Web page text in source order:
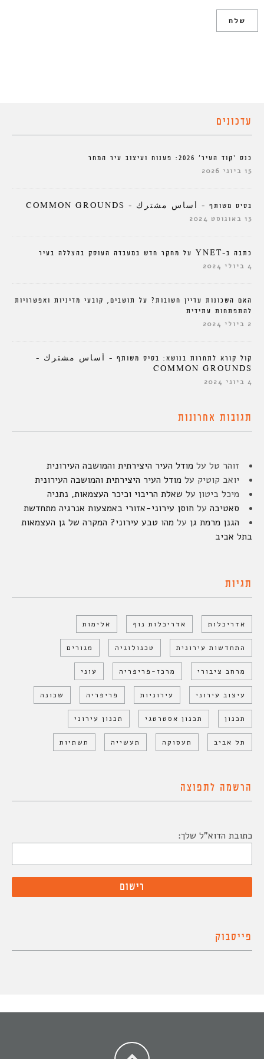
עדכונים
כנס ‘קוד העיר’ 2026: פענוח ועיצוב עיר המחר
15 ביוני 2026
בסיס משותף – أساس مشترك – COMMON GROUNDS
13 באוגוסט 2024
כתבה ב-YNET על מחקר חדש במעבדה העוסק בהצללה בעיר
4 ביולי 2024
האם השכונות עדיין חשובות? על תושבים, קובעי מדיניות ואפשרויות
להתפתחות עתידית
2 ביולי 2024
קול קורא לתחרות בנושא: בסיס משותף – أساس مشترك –
COMMON GROUNDS
4 ביוני 2024
תגובות אחרונות
זוהר טל על מודל העיר היצירתית והמושבה העירונית
יואב קוטיק על מודל העיר היצירתית והמושבה העירונית
מיכל ביטון על שאלת הריבוי וכיכר העצמאות, נתניה
סאטיבה על חוסן עירוני-אזורי באמצעות אנרגיה מתחדשת
הגנן מרמת גן על מהו טבע עירוני? המקרה של גן העצמאות
בתל אביב
תגיות
אדריכלות אדריכלות נוף אלימות
התחדשות עירונית טכנולוגיה מגורים
מרחב ציבורי מרכז-פריפריה עוני
עיצוב עירוני עירוניות פריפריה שכונה
תכנון תכנון אסטרטגי תכנון עירוני
תל אביב תעסוקה תעשייה תשתיות
הרשמה לתפוצה
כתובת הדוא"ל שלך:
פייסבוק